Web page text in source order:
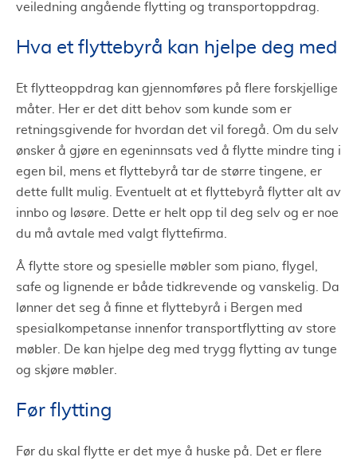
veiledning angående flytting og transportoppdrag.
Hva et flyttebyrå kan hjelpe deg med
Et flytteoppdrag kan gjennomføres på flere forskjellige
måter. Her er det ditt behov som kunde som er
retningsgivende for hvordan det vil foregå. Om du selv
ønsker å gjøre en egeninnsats ved å flytte mindre ting i
egen bil, mens et flyttebyrå tar de større tingene, er
dette fullt mulig. Eventuelt at et flyttebyrå flytter alt av
innbo og løsøre. Dette er helt opp til deg selv og er noe
du må avtale med valgt flyttefirma.
Å flytte store og spesielle møbler som piano, flygel,
safe og lignende er både tidkrevende og vanskelig. Da
lønner det seg å finne et flyttebyrå i Bergen med
spesialkompetanse innenfor transportflytting av store
møbler. De kan hjelpe deg med trygg flytting av tunge
og skjøre møbler.
Før flytting
Før du skal flytte er det mye å huske på. Det er flere